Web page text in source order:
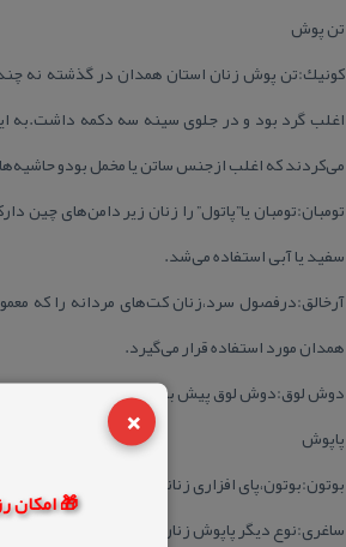
×
🎁 امکان رزرو بیش از 1000
تن پوش
كونیك:تن پوش زنان استان همدان در گذشته نه
اغلب گرد بود و در جلوی سینه سه دكمه داشت.به
می‌كردند كه اغلب ازجنس ساتن یا مخمل بودو
تومبان:تومبان یا”پاتول” را زنان زیر دامن‌های
سفید یا آبی استفاده می‌شد.
آرخالق:درفصول سرد،زنان كت‌های مردانه را كه
همدان مورد استفاده قرار می‌گیرد.
دوش لوق:دوش لوق پیش بندی از جنس متقال است كه
پاپوش
بوتون:بوتون،پای افزاری زنانه كه تمام قسمت‌های آن
ساغری:نوع دیگر پاپوش زنان ساغری نامیده